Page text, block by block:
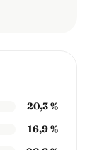
20,3 %
16,9 %